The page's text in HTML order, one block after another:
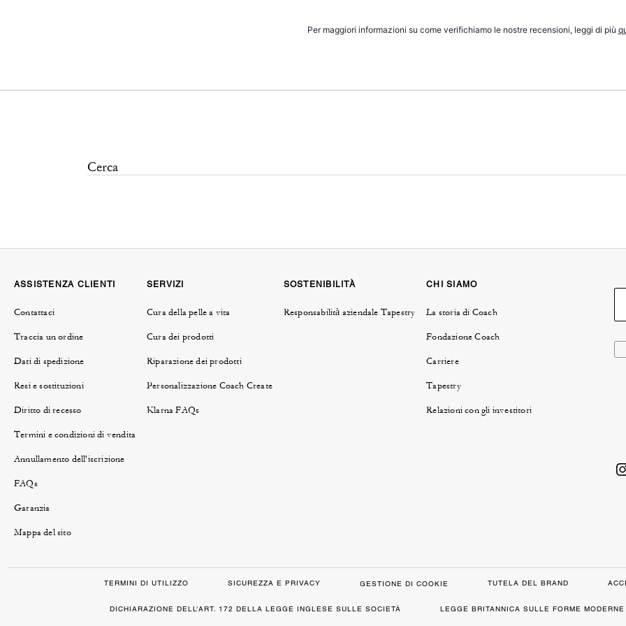
Per maggiori informazioni su come verifichiamo le nostre recensioni, leggi di più
ASSISTENZA CLIENTI
Contattaci
Traccia un ordine
Dati di spedizione
Resi e sostituzioni
Diritto di recesso
Termini e condizioni di vendita
Annullamento dell'iscrizione
FAQs
Garanzia
Mappa del sito
SERVIZI
Cura della pelle a vita
Cura dei prodotti
Riparazione dei prodotti
Personalizzazione Coach Create
Klarna FAQs
SOSTENIBILITÀ
Responsabilità aziendale Tapestry
CHI SIAMO
La storia di Coach
Fondazione Coach
Carriere
Tapestry
Relazioni con gli investitori
TERMINI DI UTILIZZO SICUREZZA E PRIVACY GESTIONE DI COOKIE TUTELA DEL BRAND
DICHIARAZIONE DELL’ART. 172 DELLA LEGGE INGLESE SULLE SOCIETÀ LEGGE BRITANNICA SULLE FORME